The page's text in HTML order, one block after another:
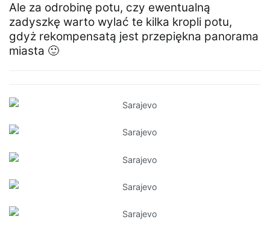
Ale za odrobinę potu, czy ewentualną
zadyszkę warto wylać te kilka kropli potu,
gdyż rekompensatą jest przepiękna panorama
miasta 🙂